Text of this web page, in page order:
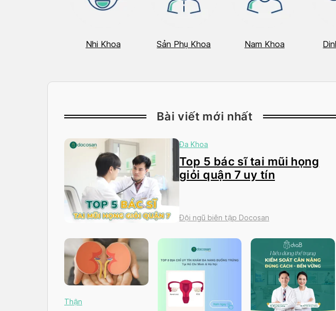
Nhi Khoa Sản Phụ Khoa Nam Khoa
Bài viết mới nhất
Đa Khoa
Top 5 bác sĩ tai mũi họng
giỏi quận 7 uy tín
Đội ngũ biên tập Docosan
Thận